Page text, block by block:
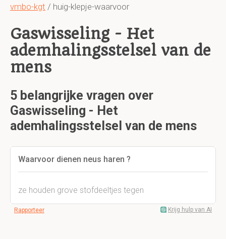
vmbo-kgt / huig-klepje-waarvoor
Gaswisseling - Het
ademhalingsstelsel van de
mens
5 belangrijke vragen over
Gaswisseling - Het
ademhalingsstelsel van de mens
Waarvoor dienen neus haren ?
ze houden grove stofdeeltjes tegen
Rapporteer Krijg hulp van AI